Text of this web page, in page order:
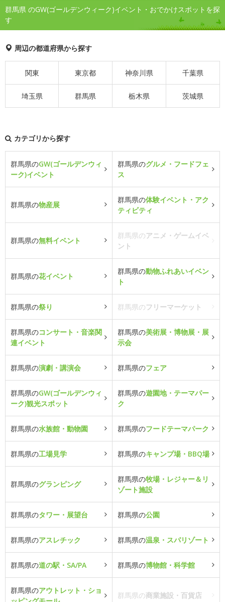
群馬県 のGW(ゴールデンウィーク)イベント・おでかけスポットを探
す
周辺の都道府県から探す
関東 東京都 神奈川県 千葉県
埼玉県 群馬県 栃木県 茨城県
カテゴリから探す
群馬県のGW(ゴールデンウィ
ーク)イベント
群馬県のグルメ・フードフェ
ス
群馬県の物産展
群馬県の体験イベント・アク
ティビティ
群馬県の無料イベント
群馬県のアニメ・ゲームイベ
ント
群馬県の花イベント
群馬県の動物ふれあいイベン
ト
群馬県の祭り 群馬県のフリーマーケット
群馬県のコンサート・音楽関
連イベント
群馬県の美術展・博物展・展
示会
群馬県の演劇・講演会 群馬県のフェア
群馬県のGW(ゴールデンウィ
ーク)観光スポット
群馬県の遊園地・テーマパー
ク
群馬県の水族館・動物園 群馬県のフードテーマパーク
群馬県の工場見学 群馬県のキャンプ場・BBQ場
群馬県のグランピング
群馬県の牧場・レジャー＆リ
ゾート施設
群馬県のタワー・展望台 群馬県の公園
群馬県のアスレチック 群馬県の温泉・スパリゾート
群馬県の道の駅・SA/PA 群馬県の博物館・科学館
群馬県のアウトレット・ショ
群馬県の商業施設・百貨店